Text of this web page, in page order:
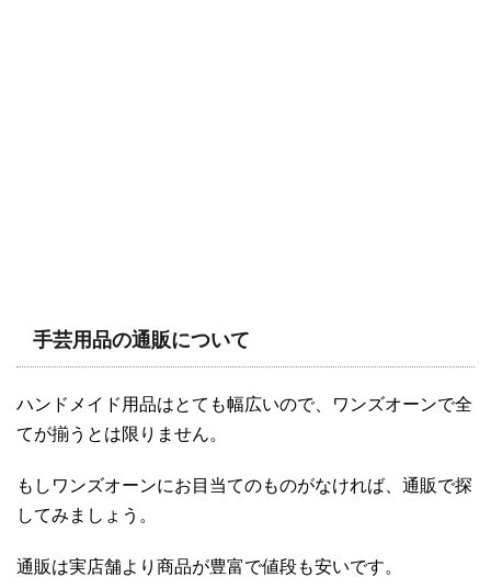
手芸用品の通販について
ハンドメイド用品はとても幅広いので、ワンズオーンで全
てが揃うとは限りません。
もしワンズオーンにお目当てのものがなければ、通販で探
してみましょう。
通販は実店舗より商品が豊富で値段も安いです。